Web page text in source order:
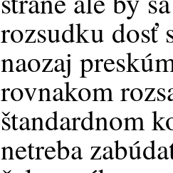
rozsudku dosť
naozaj
rovnakom
štandardnom
netreba